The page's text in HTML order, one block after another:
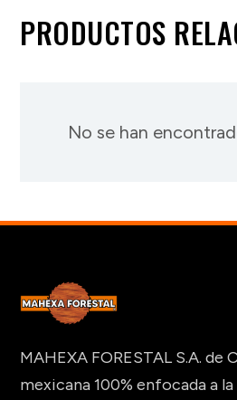
PRODUCTOS
No se han
MAHEXA FORESTAL S.A. de
mexicana 100% enfocada a